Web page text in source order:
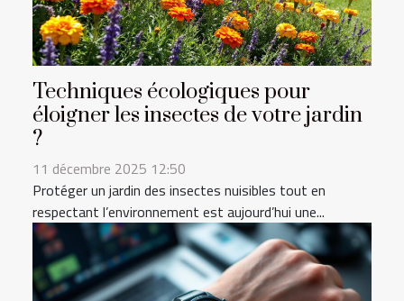
Techniques écologiques pour
éloigner les insectes de votre jardin
?
11 décembre 2025 12:50
Protéger un jardin des insectes nuisibles tout en
respectant l’environnement est aujourd’hui une...